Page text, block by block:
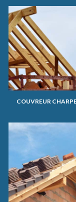
COUVREUR